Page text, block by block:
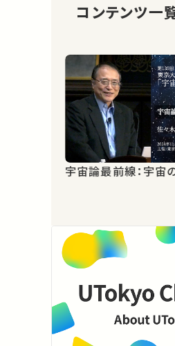
コンテンツ一
宇宙論最前線：宇宙